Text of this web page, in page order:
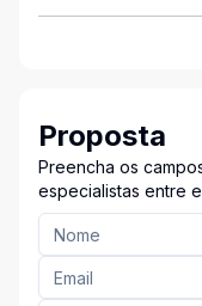
Proposta
Preencha os
especialistas entre